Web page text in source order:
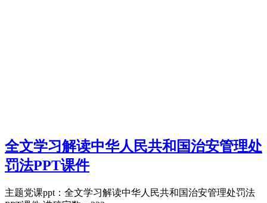
全文学习解读中华人民共和国治安管理处
罚法PPT课件
主题党课ppt：全文学习解读中华人民共和国治安管理处罚法